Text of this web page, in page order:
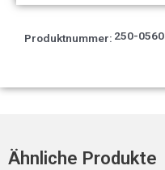
2*
Produktnummer: 250-0560
Ähnliche Produkte